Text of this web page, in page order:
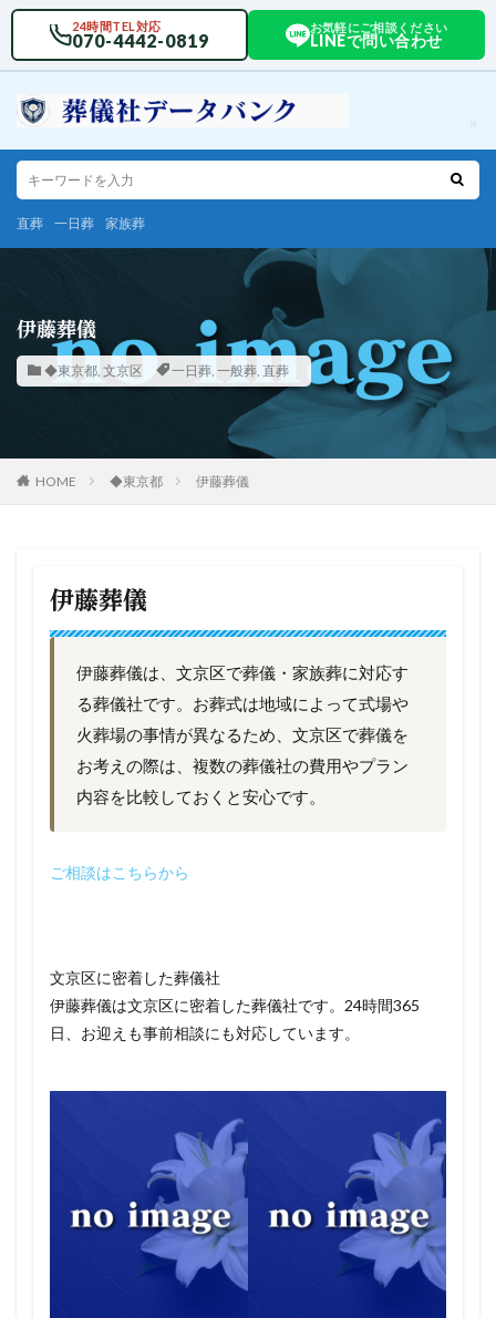
24時間TEL対応
070-4442-0819
お気軽にご相談ください
LINEで問い合わせ
直葬 一日葬 家族葬
伊藤葬儀
◆東京都, 文京区 一日葬, 一般葬, 直葬
HOME ◆東京都 伊藤葬儀
伊藤葬儀
伊藤葬儀は、文京区で葬儀・家族葬に対応す
る葬儀社です。お葬式は地域によって式場や
火葬場の事情が異なるため、文京区で葬儀を
お考えの際は、複数の葬儀社の費用やプラン
内容を比較しておくと安心です。
ご相談はこちらから
文京区に密着した葬儀社
伊藤葬儀は文京区に密着した葬儀社です。24時間365
日、お迎えも事前相談にも対応しています。